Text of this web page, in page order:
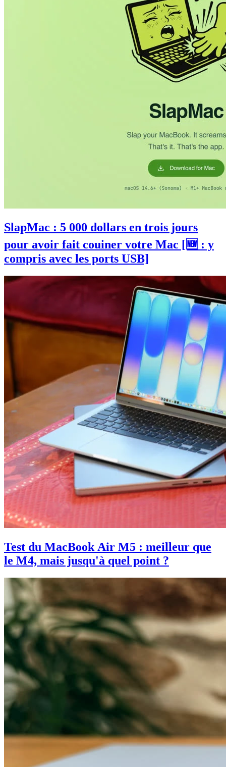
SlapMac : 5 000 dollars en trois jours
pour avoir fait couiner votre Mac [🆕 : y
compris avec les ports USB]
Test du MacBook Air M5 : meilleur que
le M4, mais jusqu'à quel point ?